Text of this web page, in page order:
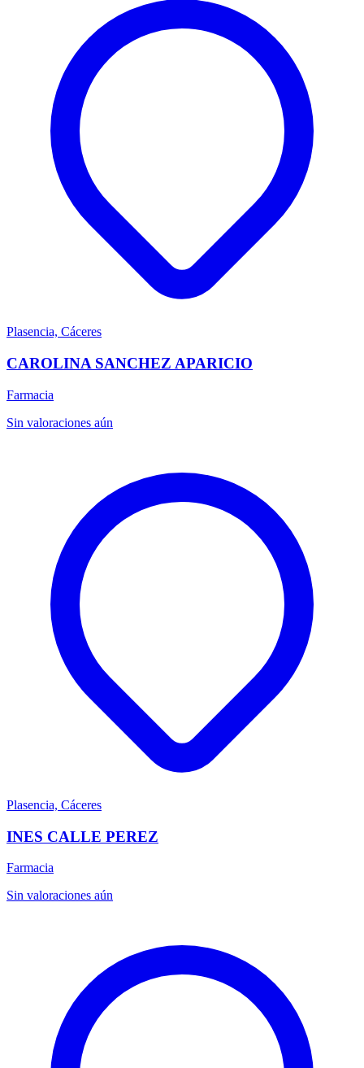
Plasencia, Cáceres
CAROLINA SANCHEZ APARICIO
Farmacia
Sin valoraciones aún
Plasencia, Cáceres
INES CALLE PEREZ
Farmacia
Sin valoraciones aún